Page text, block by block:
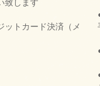
致します
ットカード決済（メ